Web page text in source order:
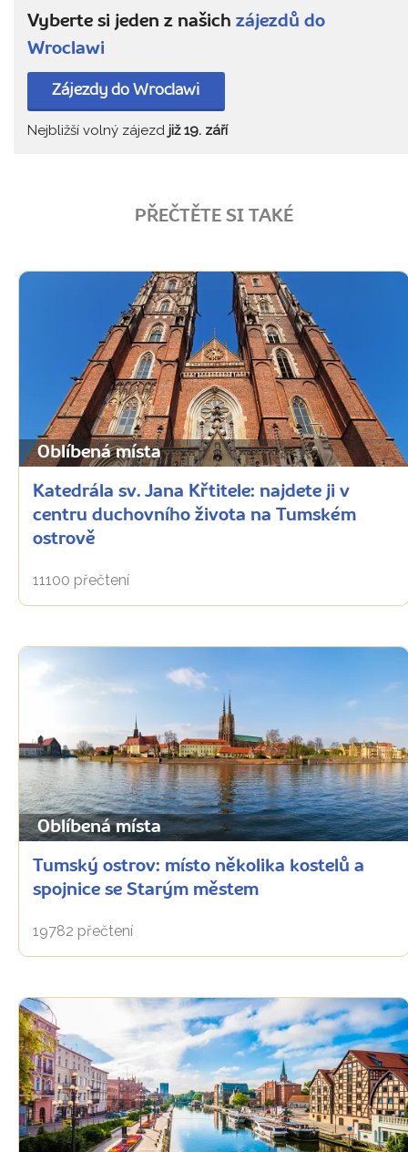
Vyberte si jeden z našich zájezdů do
Wroclawi
Zájezdy do Wroclawi
Nejbližší volný zájezd již 19. září
PŘEČTĚTE SI TAKÉ
Oblíbená místa
Katedrála sv. Jana Křtitele: najdete ji v
centru duchovního života na Tumském
ostrově
11100 přečtení
Oblíbená místa
Tumský ostrov: místo několika kostelů a
spojnice se Starým městem
19782 přečtení